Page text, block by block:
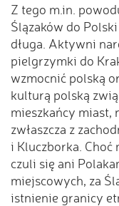
Z tego m.in.
Ślązaków do
długa. Aktywni
pielgrzymki do
wzmocnić polską
kulturą polską
mieszkańcy miast,
zwłaszcza z
i Kluczborka.
czuli się ani
miejscowych, za
istnienie granicy